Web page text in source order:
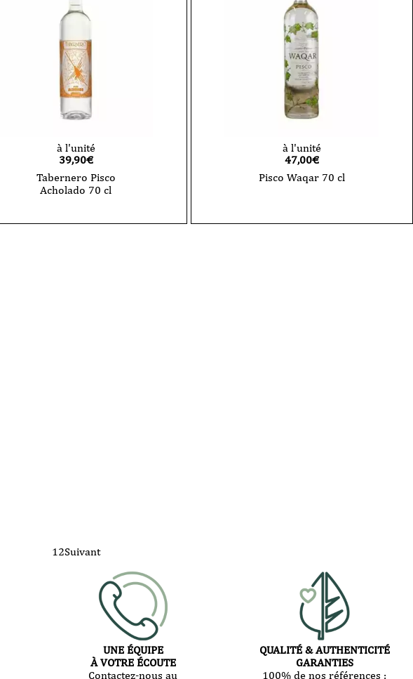
à l'unité
39,90€
Tabernero Pisco
Acholado 70 cl
à l'unité
47,00€
Pisco Waqar 70 cl
12Suivant
UNE ÉQUIPE
À VOTRE ÉCOUTE
Contactez-nous au
QUALITÉ & AUTHENTICITÉ
GARANTIES
100% de nos références :